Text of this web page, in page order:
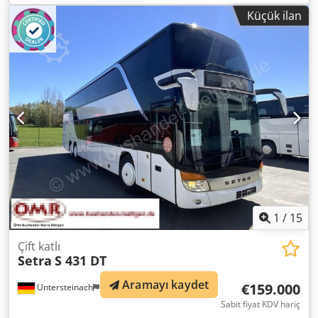
renk:yeşil, frenler:retarder, Donanım:ABS, Volvo B7L
Double-Decker Sightseeing Bus 2 axles !! 4 meters high 84
seats Further information available upon request
Dkjdpstriqdsfx Aiher All information provided without
guarantee. Subject to errors and omissions. Additional
info: also available via WhatsApp Info in Polish: WhatsApp
Your French-speaking contact: Georges Spengelin
Küçük ilan
1 / 15
Untersteinach 2.239 km
Çift katlı
Setra S 431 DT
€159.000
Sabit fiyat KDV hariç
Aramayı kaydet